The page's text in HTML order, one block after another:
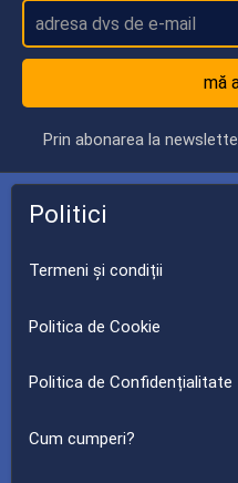
mă
Prin abonarea la
Politici
Termeni și condiții
Politica de Cookie
Politica de Confidențialitate
Cum cumperi?